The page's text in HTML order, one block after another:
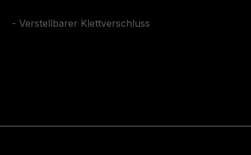
- Verstellbarer Klettverschluss